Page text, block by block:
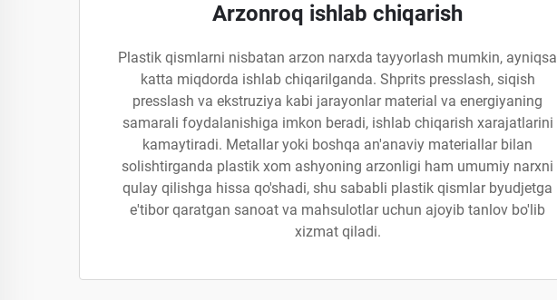
Arzonroq ishlab chiqarish
Plastik qismlarni nisbatan arzon narxda tayyorlash mumkin, ayniqsa
katta miqdorda ishlab chiqarilganda. Shprits presslash, siqish
presslash va ekstruziya kabi jarayonlar material va energiyaning
samarali foydalanishiga imkon beradi, ishlab chiqarish xarajatlarini
kamaytiradi. Metallar yoki boshqa an'anaviy materiallar bilan
solishtirganda plastik xom ashyoning arzonligi ham umumiy narxni
qulay qilishga hissa qo'shadi, shu sababli plastik qismlar byudjetga
e'tibor qaratgan sanoat va mahsulotlar uchun ajoyib tanlov bo'lib
xizmat qiladi.